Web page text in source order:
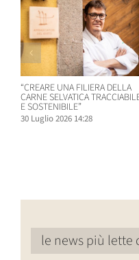
“CREARE UNA FILIERA DELLA
CARNE SELVATICA
E SOSTENIBILE”
30 Luglio 2026 14:28
le news più lette